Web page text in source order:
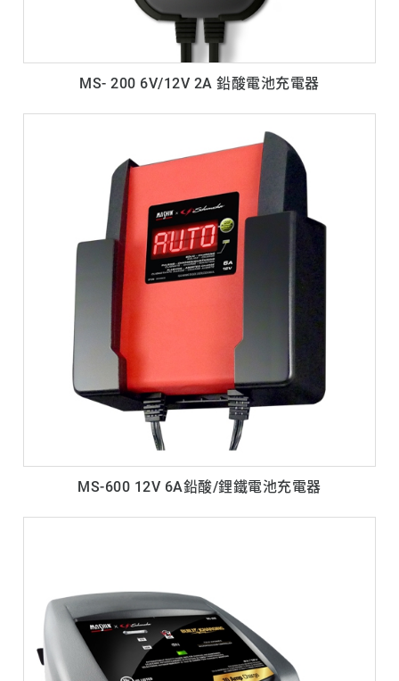
MS- 200 6V/12V 2A 鉛酸電池充電器
MS-600 12V 6A鉛酸/鋰鐵電池充電器